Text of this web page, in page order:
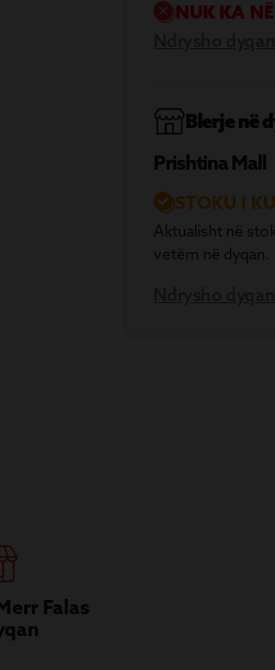
NUK KA
Blerje në
Prishtina Mall
STOKU I
Aktualisht në
vetëm në dyqan.
Falas